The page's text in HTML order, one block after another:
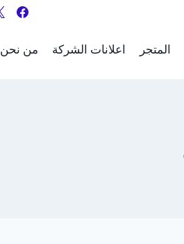
المتجر اعلانات الشركة من نحن